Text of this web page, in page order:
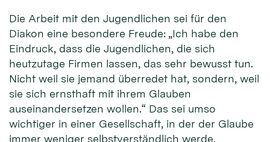
Die Arbeit mit den Jugendlichen sei für den
Diakon eine besondere Freude: „Ich habe den
Eindruck, dass die Jugendlichen, die sich
heutzutage Firmen lassen, das sehr bewusst tun.
Nicht weil sie jemand überredet hat, sondern, weil
sie sich ernsthaft mit ihrem Glauben
auseinandersetzen wollen.“ Das sei umso
wichtiger in einer Gesellschaft, in der der Glaube
immer weniger selbstverständlich werde.